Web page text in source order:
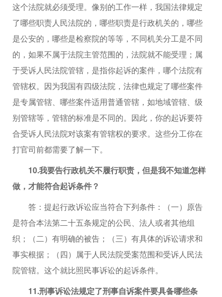
这个法院就必须受理。像别的工作一样，我国法律规定
了哪些职责人民法院的，哪些职责是行政机关的，哪些
是公安的，哪些是检察院的等等，不同机关分工是不同
的，如果不属于法院主管范围的，法院就不能受理；属
于受诉人民法院管辖，是指你起诉的案件，哪个法院有
管辖权。因为我国有四级法院，法律也规定了哪些案件
是专属管辖、哪些案件适用普通管辖，如地域管辖、级
别管辖等，管辖的标准是不同的。因此，你的起诉要符
合受诉人民法院对该案有管辖权的要求。这些分工你在
打官司前都需要了解一下。
10.我要告行政机关不履行职责，但是我不知道怎样
做，才能符合起诉条件？
答：提起行政诉讼应当符合下列条件：（一）原告
是符合本法第二十五条规定的公民、法人或者其他组
织；（二）有明确的被告；（三）有具体的诉讼请求和
事实根据；（四）属于人民法院受案范围和受诉人民法
院管辖。这个就比照民事诉讼的起诉条件。
11.刑事诉讼法规定了刑事自诉案件要具备哪些条